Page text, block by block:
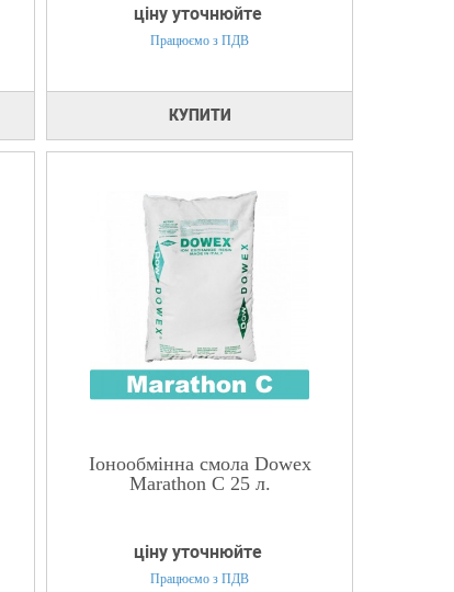
ціну уточнюйте
Працюємо з ПДВ
КУПИТИ
Іонообмінна смола Dowex
Marathon C 25 л.
ціну уточнюйте
Працюємо з ПДВ